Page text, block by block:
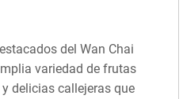
del Wan Chai
variedad de frutas
delicias callejeras que